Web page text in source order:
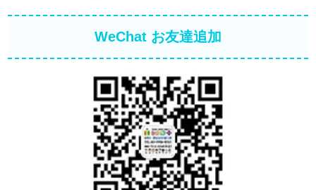
WeChat お友達追加